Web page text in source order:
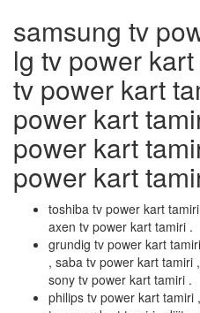
samsung tv
lg tv power
tv power kart
power kart
power kart
power kart
toshiba tv power kart
axen tv power kart tamiri .
grundig tv power kart
, saba tv power kart tamiri
sony tv power kart tamiri .
philips tv power kart